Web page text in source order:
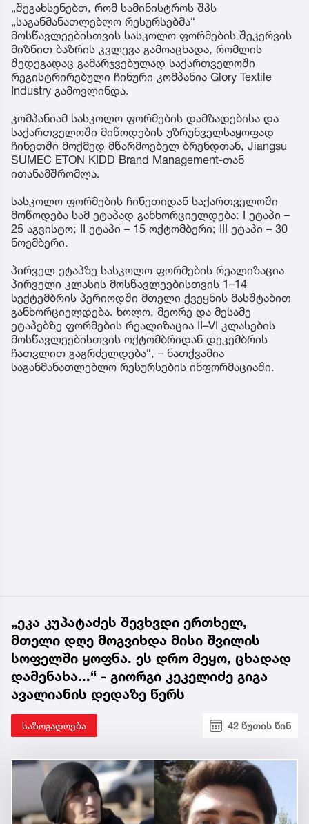
„შეგახსენებთ, რომ სამინისტროს შპს
„საგანმანათლებლო რესურსებმა“
მოსწავლეებისთვის სასკოლო ფორმების შეკერვის
მიზნით ბაზრის კვლევა გამოაცხადა, რომლის
შედეგადაც გამარჯვებულად საქართველოში
რეგისტრირებული ჩინური კომპანია Glory Textile
Industry გამოვლინდა.
კომპანიამ სასკოლო ფორმების დამზადებისა და
საქართველოში მიწოდების უზრუნველსაყოფად
ჩინეთში მოქმედ მწარმოებელ ბრენდთან, Jiangsu
SUMEC ETON KIDD Brand Management-თან
ითანამშრომლა.
სასკოლო ფორმების ჩინეთიდან საქართველოში
მოწოდება სამ ეტაპად განხორციელდება: I ეტაპი –
25 აგვისტო; II ეტაპი – 15 ოქტომბერი; III ეტაპი – 30
ნოემბერი.
პირველ ეტაპზე სასკოლო ფორმების რეალიზაცია
პირველი კლასის მოსწავლეებისთვის 1–14
სექტემბრის პერიოდში მთელი ქვეყნის მასშტაბით
განხორციელდება. ხოლო, მეორე და მესამე
ეტაპებზე ფორმების რეალიზაცია II–VI კლასების
მოსწავლეებისთვის ოქტომბრიდან დეკემბრის
ჩათვლით გაგრძელდება“, – ნათქვამია
საგანმანათლებლო რესურსების ინფორმაციაში.
„ეკა კუპატაძეს შევხვდი ერთხელ,
მთელი დღე მოგვიხდა მისი შვილის
სოფელში ყოფნა. ეს დრო მეყო, ცხადად
დამენახა...“ - გიორგი კეკელიძე გიგა
ავალიანის დედაზე წერს
საზოგადოება 42 წუთის წინ